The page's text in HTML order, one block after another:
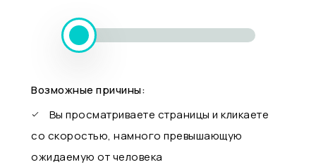
Возможные причины:
Вы просматриваете страницы и кликаете
со скоростью, намного превышающую
ожидаемую от человека